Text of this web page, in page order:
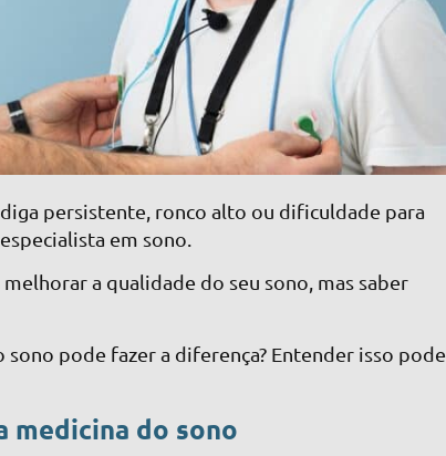
persistente, ronco alto ou dificuldade para
em sono.
a qualidade do seu sono, mas saber
pode fazer a diferença? Entender isso pode
medicina do sono